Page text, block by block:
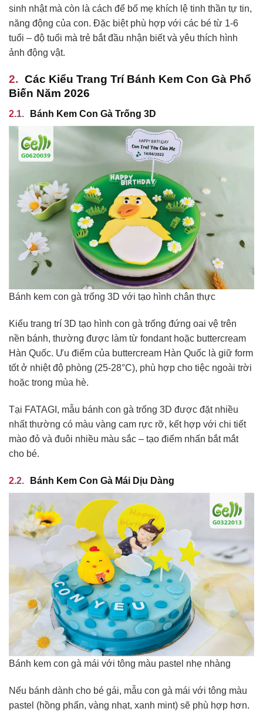
sinh nhật mà còn là cách để bố mẹ khích lệ tinh thần tự tin,
năng động của con. Đặc biệt phù hợp với các bé từ 1-6
tuổi – độ tuổi mà trẻ bắt đầu nhận biết và yêu thích hình
ảnh động vật.
Các Kiểu Trang Trí Bánh Kem Con Gà Phổ
Biến Năm 2026
Bánh Kem Con Gà Trống 3D
Bánh kem con gà trống 3D với tạo hình chân thực
Kiểu trang trí 3D tạo hình con gà trống đứng oai vệ trên
nền bánh, thường được làm từ fondant hoặc buttercream
Hàn Quốc. Ưu điểm của buttercream Hàn Quốc là giữ form
tốt ở nhiệt độ phòng (25-28°C), phù hợp cho tiệc ngoài trời
hoặc trong mùa hè.
Tại FATAGI, mẫu bánh con gà trống 3D được đặt nhiều
nhất thường có màu vàng cam rực rỡ, kết hợp với chi tiết
mào đỏ và đuôi nhiều màu sắc – tạo điểm nhấn bắt mắt
cho bé.
Bánh Kem Con Gà Mái Dịu Dàng
Bánh kem con gà mái với tông màu pastel nhẹ nhàng
Nếu bánh dành cho bé gái, mẫu con gà mái với tông màu
pastel (hồng phấn, vàng nhạt, xanh mint) sẽ phù hợp hơn.